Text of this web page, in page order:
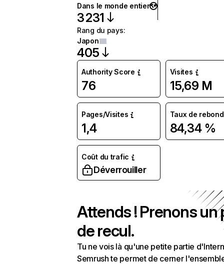
Dans le monde entier
3 231
Rang du pays:
Japon
405
Authority Score
76
Visites
15,69 M
Pages/Visites
1,4
Taux de rebond
84,34 %
Coût du trafic
Déverrouiller
Attends ! Prenons un
de recul.
Tu ne vois là qu'une petite partie
Semrush te permet de cerner